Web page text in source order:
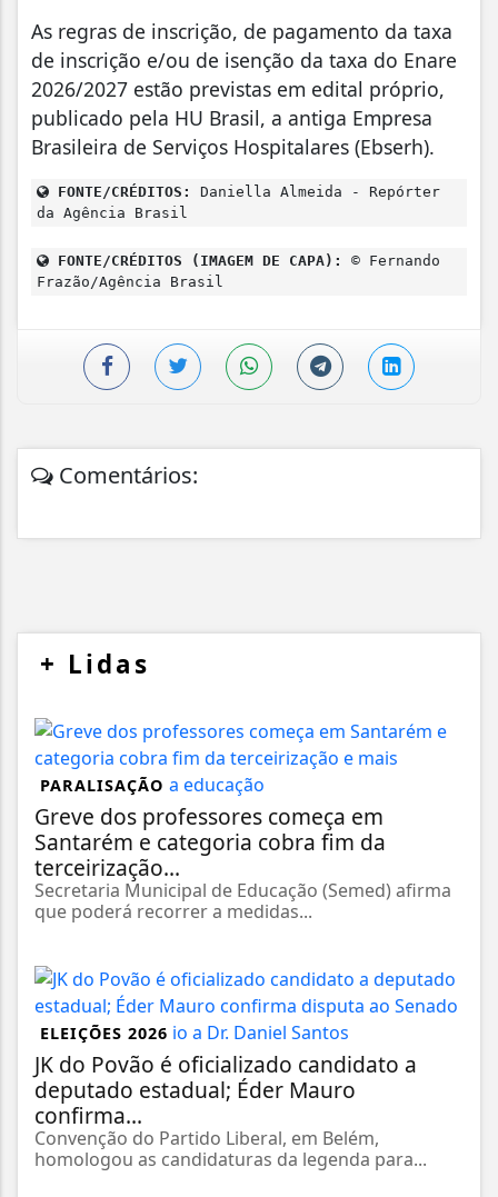
As regras de inscrição, de pagamento da taxa
de inscrição e/ou de isenção da taxa do Enare
2026/2027 estão previstas em edital próprio,
publicado pela HU Brasil, a antiga Empresa
Brasileira de Serviços Hospitalares (Ebserh).
FONTE/CRÉDITOS:
Daniella Almeida - Repórter
da Agência Brasil
FONTE/CRÉDITOS (IMAGEM DE CAPA):
© Fernando
Frazão/Agência Brasil
Comentários:
+ Lidas
PARALISAÇÃO
Greve dos professores começa em
Santarém e categoria cobra fim da
terceirização...
Secretaria Municipal de Educação (Semed) afirma
que poderá recorrer a medidas...
ELEIÇÕES 2026
JK do Povão é oficializado candidato a
deputado estadual; Éder Mauro
confirma...
Convenção do Partido Liberal, em Belém,
homologou as candidaturas da legenda para...